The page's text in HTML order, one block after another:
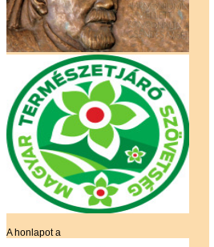
A honlapot a